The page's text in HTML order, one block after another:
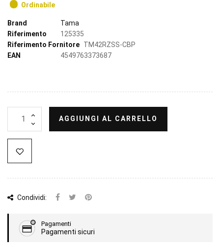
Ordinabile
Brand
Tama
Riferimento
125335
Riferimento Fornitore TM42RZSS-CBP
EAN
4549763373687
AGGIUNGI AL CARRELLO
Condividi:
Pagamenti
Pagamenti sicuri